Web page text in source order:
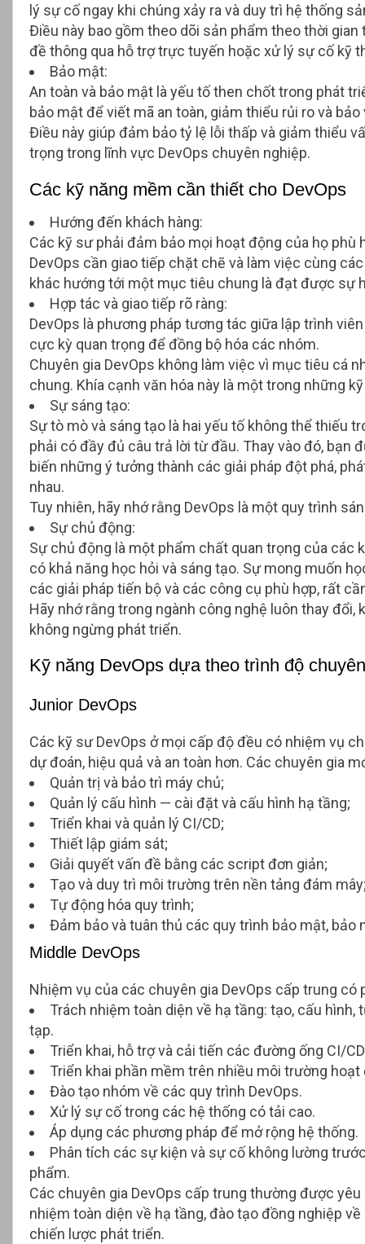
lý sự cố ngay khi chúng xảy ra và duy trì hệ thống
Điều này bao gồm theo dõi sản phẩm theo thời
đề thông qua hỗ trợ trực tuyến hoặc xử lý sự cố kỹ
Bảo mật:
An toàn và bảo mật là yếu tố then chốt trong phát
bảo mật để viết mã an toàn, giảm thiểu rủi ro và
Điều này giúp đảm bảo tỷ lệ lỗi thấp và giảm thiểu
trọng trong lĩnh vực DevOps chuyên nghiệp.
Các kỹ năng mềm cần thiết cho DevOps
Hướng đến khách hàng:
Các kỹ sư phải đảm bảo mọi hoạt động của họ phù
DevOps cần giao tiếp chặt chẽ và làm việc cùng
khác hướng tới một mục tiêu chung là đạt được sự
Hợp tác và giao tiếp rõ ràng:
DevOps là phương pháp tương tác giữa lập trình
cực kỳ quan trọng để đồng bộ hóa các nhóm.
Chuyên gia DevOps không làm việc vì mục tiêu cá
chung. Khía cạnh văn hóa này là một trong những
Sự sáng tạo:
Sự tò mò và sáng tạo là hai yếu tố không thể thiếu
phải có đầy đủ câu trả lời từ đầu. Thay vào đó, bạn
biến những ý tưởng thành các giải pháp đột phá,
nhau.
Tuy nhiên, hãy nhớ rằng DevOps là một quy trình
Sự chủ động:
Sự chủ động là một phẩm chất quan trọng của các
có khả năng học hỏi và sáng tạo. Sự mong muốn
các giải pháp tiến bộ và các công cụ phù hợp, rất
Hãy nhớ rằng trong ngành công nghệ luôn thay
không ngừng phát triển.
Kỹ năng DevOps dựa theo trình độ
Junior DevOps
Các kỹ sư DevOps ở mọi cấp độ đều có nhiệm vụ
dự đoán, hiệu quả và an toàn hơn. Các chuyên gia
Quản trị và bảo trì máy chủ;
Quản lý cấu hình — cài đặt và cấu hình hạ tầng;
Triển khai và quản lý CI/CD;
Thiết lập giám sát;
Giải quyết vấn đề bằng các script đơn giản;
Tạo và duy trì môi trường trên nền tảng đám
Tự động hóa quy trình;
Đảm bảo và tuân thủ các quy trình bảo mật, bảo
Middle DevOps
Nhiệm vụ của các chuyên gia DevOps cấp trung
Trách nhiệm toàn diện về hạ tầng: tạo, cấu
tạp.
Triển khai, hỗ trợ và cải tiến các đường ống CI/
Triển khai phần mềm trên nhiều môi trường
Đào tạo nhóm về các quy trình DevOps.
Xử lý sự cố trong các hệ thống có tải cao.
Áp dụng các phương pháp để mở rộng hệ thống.
Phân tích các sự kiện và sự cố không lường
phẩm.
Các chuyên gia DevOps cấp trung thường được
nhiệm toàn diện về hạ tầng, đào tạo đồng nghiệp
chiến lược phát triển.